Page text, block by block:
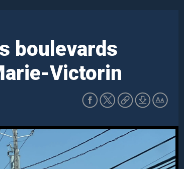
boulevards
Victorin